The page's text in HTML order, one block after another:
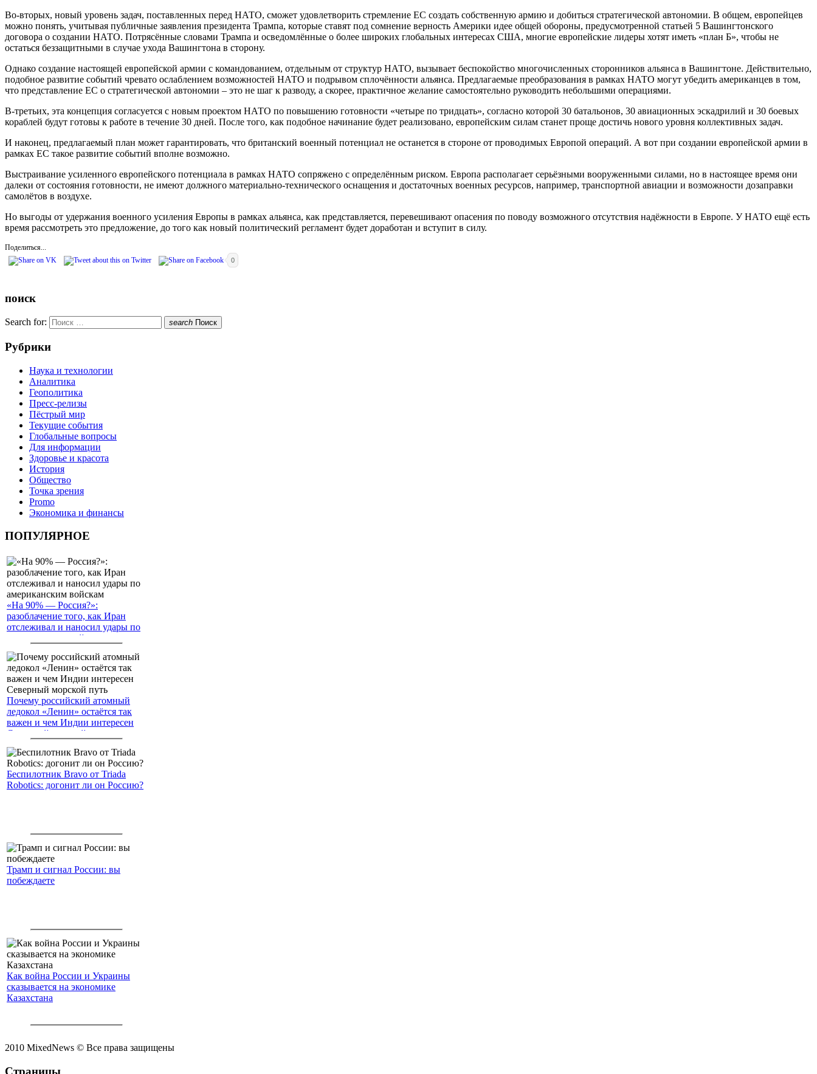
Во-вторых, новый уровень задач, поставленных перед НАТО, сможет удовлетворить стремление ЕС создать собственную армию и добиться стратегической автономии. В общем, европейцев
можно понять, учитывая публичные заявления президента Трампа, которые ставят под сомнение верность Америки идее общей обороны, предусмотренной статьей 5 Вашингтонского
договора о создании НАТО. Потрясённые словами Трампа и осведомлённые о более широких глобальных интересах США, многие европейские лидеры хотят иметь «план Б», чтобы не
остаться беззащитными в случае ухода Вашингтона в сторону.
Однако создание настоящей европейской армии с командованием, отдельным от структур НАТО, вызывает беспокойство многочисленных сторонников альянса в Вашингтоне. Действительно,
подобное развитие событий чревато ослаблением возможностей НАТО и подрывом сплочённости альянса. Предлагаемые преобразования в рамках НАТО могут убедить американцев в том,
что представление ЕС о стратегической автономии – это не шаг к разводу, а скорее, практичное желание самостоятельно руководить небольшими операциями.
В-третьих, эта концепция согласуется с новым проектом НАТО по повышению готовности «четыре по тридцать», согласно которой 30 батальонов, 30 авиационных эскадрилий и 30 боевых
кораблей будут готовы к работе в течение 30 дней. После того, как подобное начинание будет реализовано, европейским силам станет проще достичь нового уровня коллективных задач.
И наконец, предлагаемый план может гарантировать, что британский военный потенциал не останется в стороне от проводимых Европой операций. А вот при создании европейской армии в
рамках ЕС такое развитие событий вполне возможно.
Выстраивание усиленного европейского потенциала в рамках НАТО сопряжено с определённым риском. Европа располагает серьёзными вооруженными силами, но в настоящее время они
далеки от состояния готовности, не имеют должного материально-технического оснащения и достаточных военных ресурсов, например, транспортной авиации и возможности дозаправки
самолётов в воздухе.
Но выгоды от удержания военного усиления Европы в рамках альянса, как представляется, перевешивают опасения по поводу возможного отсутствия надёжности в Европе. У НАТО ещё есть
время рассмотреть это предложение, до того как новый политический регламент будет доработан и вступит в силу.
Поделиться...
0
поиск
Search for: search Поиск
Рубрики
Наука и технологии
Аналитика
Геополитика
Пресс-релизы
Пёстрый мир
Текущие события
Глобальные вопросы
Для информации
Здоровье и красота
История
Общество
Точка зрения
Promo
Экономика и финансы
ПОПУЛЯРНОЕ
«На 90% — Россия?»:
разоблачение того, как Иран
отслеживал и наносил удары по
американским войскам
Почему российский атомный
ледокол «Ленин» остаётся так
важен и чем Индии интересен
Северный морской путь
Беспилотник Bravo от Triada
Robotics: догонит ли он Россию?
Трамп и сигнал России: вы
побеждаете
Как война России и Украины
сказывается на экономике
Казахстана
2010 MixedNews © Все права защищены
Страницы